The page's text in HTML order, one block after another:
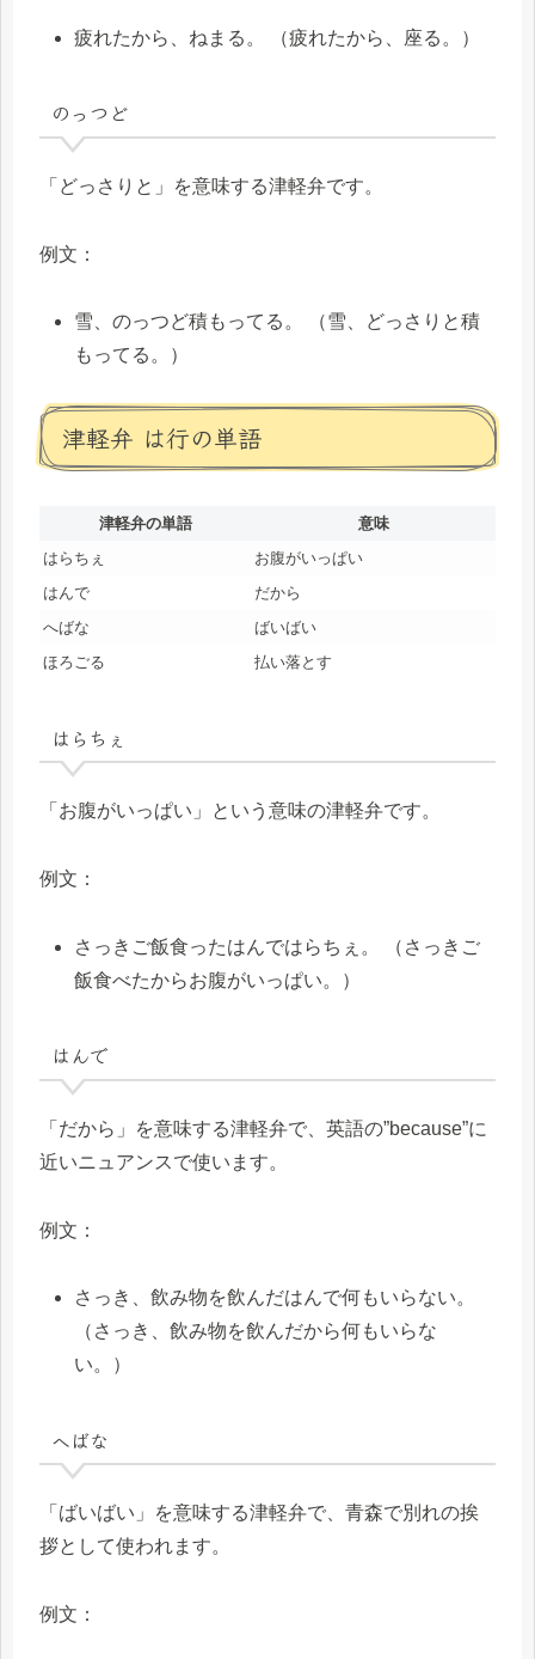
疲れたから、ねまる。 （疲れたから、座る。）
のっつど
「どっさりと」を意味する津軽弁です。
例文：
雪、のっつど積もってる。 （雪、どっさりと積
もってる。）
津軽弁 は行の単語
津軽弁の単語
意味
はらちぇ
お腹がいっぱい
はんで
だから
へばな
ばいばい
ほろごる
払い落とす
はらちぇ
「お腹がいっぱい」という意味の津軽弁です。
例文：
さっきご飯食ったはんではらちぇ。 （さっきご
飯食べたからお腹がいっぱい。）
はんで
「だから」を意味する津軽弁で、英語の”because”に
近いニュアンスで使います。
例文：
さっき、飲み物を飲んだはんで何もいらない。
（さっき、飲み物を飲んだから何もいらな
い。）
へばな
「ばいばい」を意味する津軽弁で、青森で別れの挨
拶として使われます。
例文：